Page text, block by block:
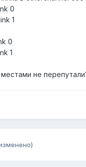
0
1
0
1
не